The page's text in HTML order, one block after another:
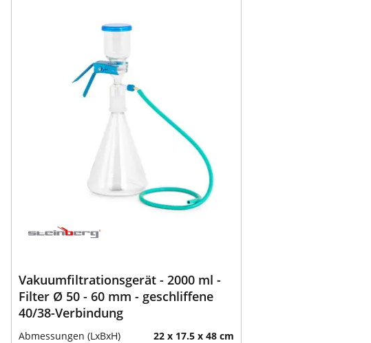
Vakuumfiltrationsgerät - 2000 ml -
Filter Ø 50 - 60 mm - geschliffene
40/38-Verbindung
Abmessungen (LxBxH) 22 x 17.5 x 48 cm